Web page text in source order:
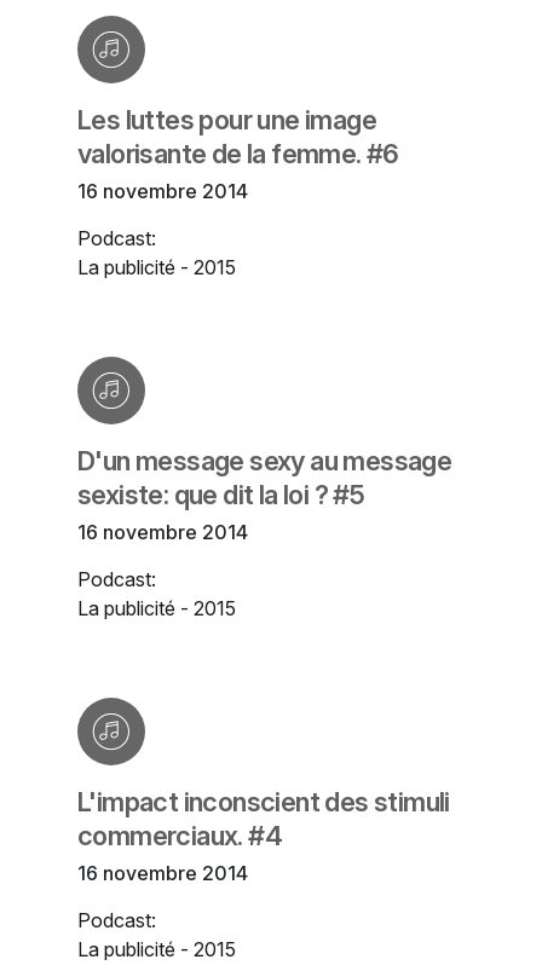
Les luttes pour une image
valorisante de la femme. #6
16 novembre 2014
Podcast:
La publicité - 2015
D'un message sexy au message
sexiste: que dit la loi ? #5
16 novembre 2014
Podcast:
La publicité - 2015
L'impact inconscient des stimuli
commerciaux. #4
16 novembre 2014
Podcast:
La publicité - 2015